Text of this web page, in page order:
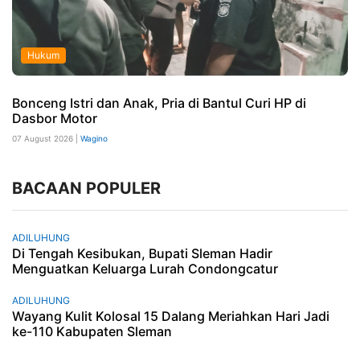
Hukum
Bonceng Istri dan Anak, Pria di Bantul Curi HP di
Dasbor Motor
07 August 2026 | Wagino
BACAAN POPULER
ADILUHUNG
Di Tengah Kesibukan, Bupati Sleman Hadir
Menguatkan Keluarga Lurah Condongcatur
ADILUHUNG
Wayang Kulit Kolosal 15 Dalang Meriahkan Hari Jadi
ke-110 Kabupaten Sleman